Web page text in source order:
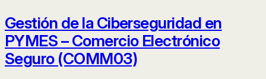
Gestión de la Ciberseguridad en
PYMES – Comercio Electrónico
Seguro (COMM03)